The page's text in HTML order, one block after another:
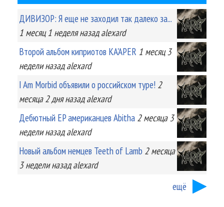
ДИВИЗОР: Я еще не заходил так далеко за...
1 месяц 1 неделяназад alexard
Второй альбом киприотов KA'APER 1 месяц 3
неделиназад alexard
I Am Morbid объявили о российском туре! 2
месяца 2 дняназад alexard
Дебютный EP американцев Abitha 2 месяца 3
неделиназад alexard
Новый альбом немцев Teeth of Lamb 2 месяца
3 неделиназад alexard
ещё